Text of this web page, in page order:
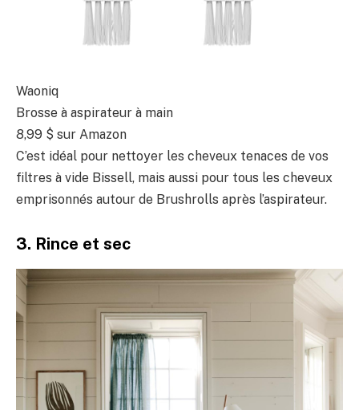
Waoniq
Brosse à aspirateur à main
8,99 $ sur Amazon
C’est idéal pour nettoyer les cheveux tenaces de vos
filtres à vide Bissell, mais aussi pour tous les cheveux
emprisonnés autour de Brushrolls après l’aspirateur.
3. Rince et sec